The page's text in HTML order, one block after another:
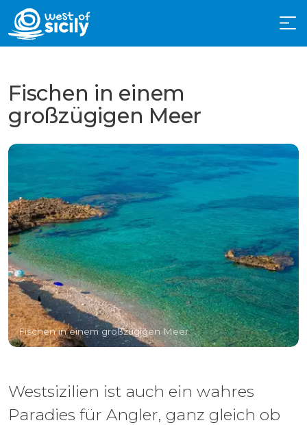
Fischen in einem
großzügigen Meer
Fischen in einem großzügigen Meer
Westsizilien ist auch ein wahres
Paradies für Angler, ganz gleich ob